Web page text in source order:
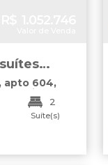
apto 604,
Catarina
2
Suíte(s)